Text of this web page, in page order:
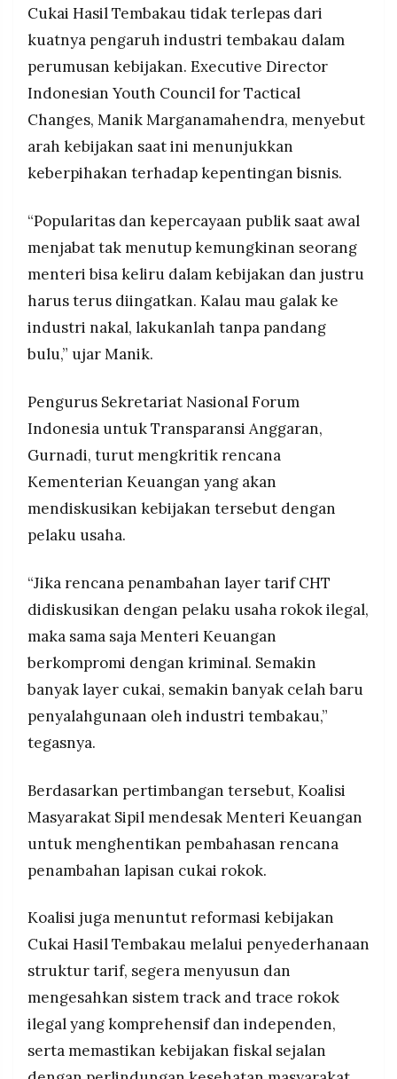
Cukai Hasil Tembakau tidak terlepas dari
kuatnya pengaruh industri tembakau dalam
perumusan kebijakan. Executive Director
Indonesian Youth Council for Tactical
Changes, Manik Marganamahendra, menyebut
arah kebijakan saat ini menunjukkan
keberpihakan terhadap kepentingan bisnis.
“Popularitas dan kepercayaan publik saat awal
menjabat tak menutup kemungkinan seorang
menteri bisa keliru dalam kebijakan dan justru
harus terus diingatkan. Kalau mau galak ke
industri nakal, lakukanlah tanpa pandang
bulu,” ujar Manik.
Pengurus Sekretariat Nasional Forum
Indonesia untuk Transparansi Anggaran,
Gurnadi, turut mengkritik rencana
Kementerian Keuangan yang akan
mendiskusikan kebijakan tersebut dengan
pelaku usaha.
“Jika rencana penambahan layer tarif CHT
didiskusikan dengan pelaku usaha rokok ilegal,
maka sama saja Menteri Keuangan
berkompromi dengan kriminal. Semakin
banyak layer cukai, semakin banyak celah baru
penyalahgunaan oleh industri tembakau,”
tegasnya.
Berdasarkan pertimbangan tersebut, Koalisi
Masyarakat Sipil mendesak Menteri Keuangan
untuk menghentikan pembahasan rencana
penambahan lapisan cukai rokok.
Koalisi juga menuntut reformasi kebijakan
Cukai Hasil Tembakau melalui penyederhanaan
struktur tarif, segera menyusun dan
mengesahkan sistem track and trace rokok
ilegal yang komprehensif dan independen,
serta memastikan kebijakan fiskal sejalan